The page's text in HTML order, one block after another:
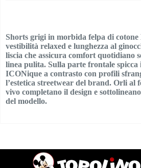
Shorts grigi in morbida felpa di cotone
vestibilità relaxed e lunghezza al
liscia che assicura comfort quotidiano
linea pulita. Sulla parte frontale
ICONique a contrasto con profili
l’estetica streetwear del brand. Orli al
vivo completano il design e
del modello.